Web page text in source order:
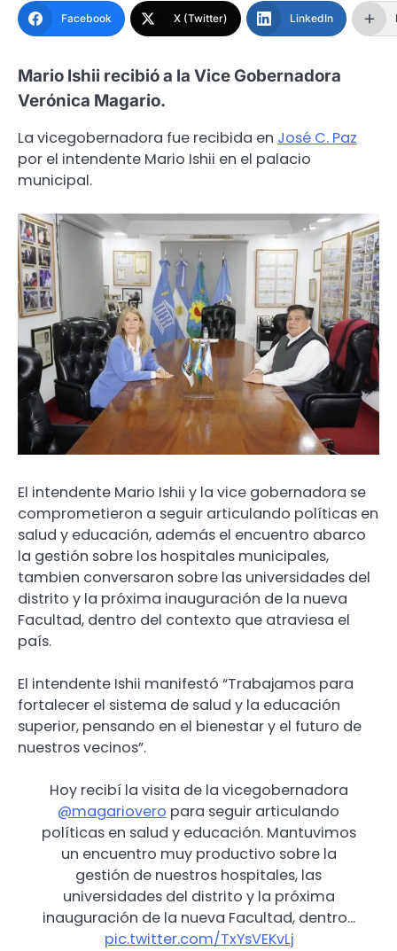
Facebook X (Twitter) LinkedIn
Mario Ishii recibió a la Vice Gobernadora
Verónica Magario.
La vicegobernadora fue recibida en José C. Paz
por el intendente Mario Ishii en el palacio
municipal.
El intendente Mario Ishii y la vice gobernadora se
comprometieron a seguir articulando políticas en
salud y educación, además el encuentro abarco
la gestión sobre los hospitales municipales,
tambien conversaron sobre las universidades del
distrito y la próxima inauguración de la nueva
Facultad, dentro del contexto que atraviesa el
país.
El intendente Ishii manifestó “Trabajamos para
fortalecer el sistema de salud y la educación
superior, pensando en el bienestar y el futuro de
nuestros vecinos”.
Hoy recibí la visita de la vicegobernadora
@magariovero para seguir articulando
políticas en salud y educación. Mantuvimos
un encuentro muy productivo sobre la
gestión de nuestros hospitales, las
universidades del distrito y la próxima
inauguración de la nueva Facultad, dentro…
pic.twitter.com/TxYsVEKvLj